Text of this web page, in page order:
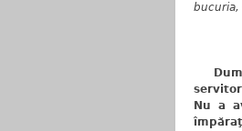
bucuria,
Nu a